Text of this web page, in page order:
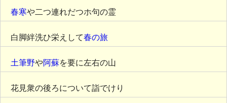
春寒や二つ連れだつホ句の霊
白脚絆洗ひ栄えして春の旅
土筆野や阿蘇を要に左右の山
花見衆の後ろについて詣でけり